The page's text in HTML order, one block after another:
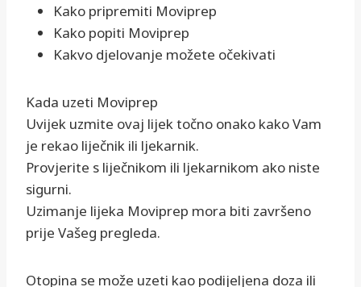
Kako pripremiti Moviprep
Kako popiti Moviprep
Kakvo djelovanje možete očekivati
Kada uzeti Moviprep
Uvijek uzmite ovaj lijek točno onako kako Vam
je rekao liječnik ili ljekarnik.
Provjerite s liječnikom ili ljekarnikom ako niste
sigurni.
Uzimanje lijeka Moviprep mora biti završeno
prije Vašeg pregleda.
Otopina se može uzeti kao podijeljena doza ili